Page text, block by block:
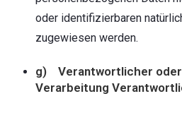
oder identifizierbaren
zugewiesen werden.
g) Verantwortlicher
Verarbeitung